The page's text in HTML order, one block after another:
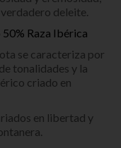
deleite.
Raza Ibérica
se caracteriza por
tonalidades y la
criado en
en libertad y